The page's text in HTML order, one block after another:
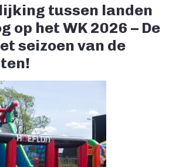
tussen landen
op het WK 2026 – De
seizoen van de